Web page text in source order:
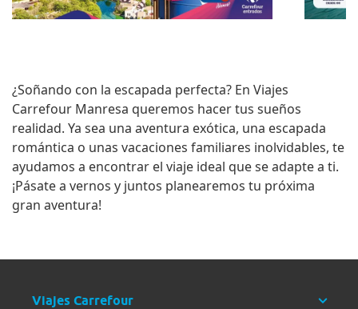
¿Soñando con la escapada perfecta? En Viajes
Carrefour Manresa queremos hacer tus sueños
realidad. Ya sea una aventura exótica, una escapada
romántica o unas vacaciones familiares inolvidables, te
ayudamos a encontrar el viaje ideal que se adapte a ti.
¡Pásate a vernos y juntos planearemos tu próxima
gran aventura!
Viajes Carrefour